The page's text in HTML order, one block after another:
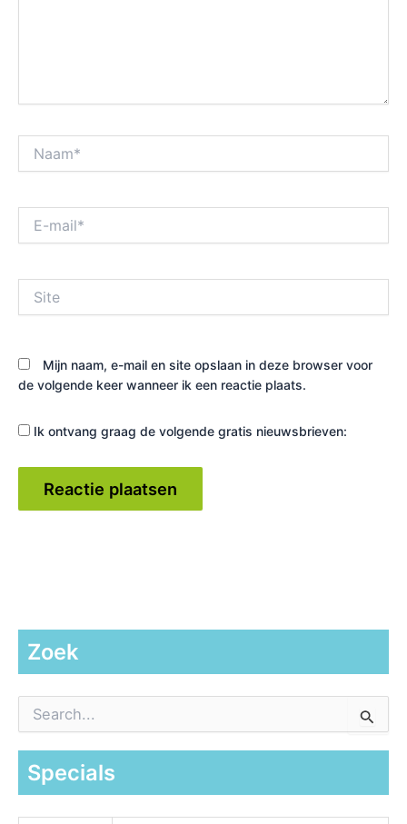
mail*
Mijn naam, e-mail en site opslaan in deze browser voor
de volgende keer wanneer ik een reactie plaats.
Ik ontvang graag de volgende gratis nieuwsbrieven:
Zoek
a
Specials